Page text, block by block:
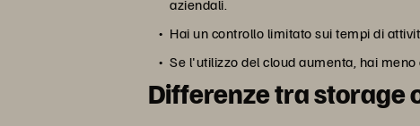
aziendali.
Hai un controllo limitato sui tempi di
Se l'utilizzo del cloud aumenta, hai
Differenze tra storage